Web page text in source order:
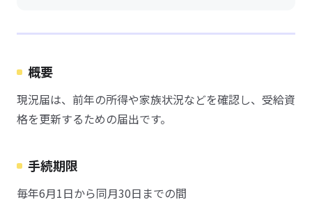
概要
現況届は、前年の所得や家族状況などを確認し、受給資
格を更新するための届出です。
手続期限
毎年6月1日から同月30日までの間